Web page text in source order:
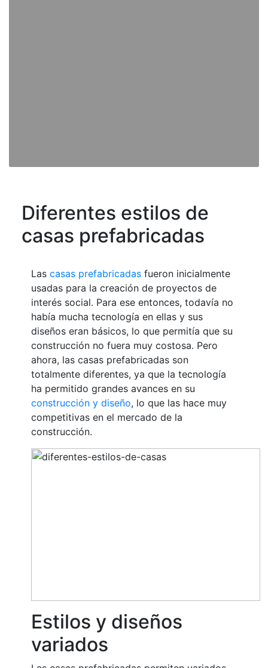
Diferentes estilos de
casas prefabricadas
Las casas prefabricadasfueron inicialmente
usadas para la creación de proyectos de
interés social. Para ese entonces, todavía no
había mucha tecnología en ellas y sus
diseños eran básicos, lo que permitía que su
construcción no fuera muy costosa. Pero
ahora, las casas prefabricadas son
totalmente diferentes, ya que la tecnología
ha permitido grandes avances en su
construcción y diseño, lo que las hace muy
competitivas en el mercado de la
construcción.
Estilos y diseños
variados